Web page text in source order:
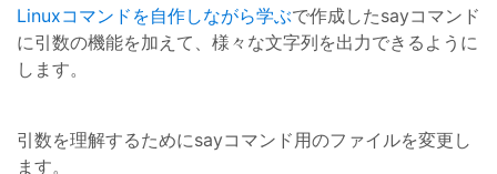
Linuxコマンドを自作しながら学ぶで作成したsayコマンド
に引数の機能を加えて、様々な文字列を出力できるように
します。
引数を理解するためにsayコマンド用のファイルを変更し
ます。